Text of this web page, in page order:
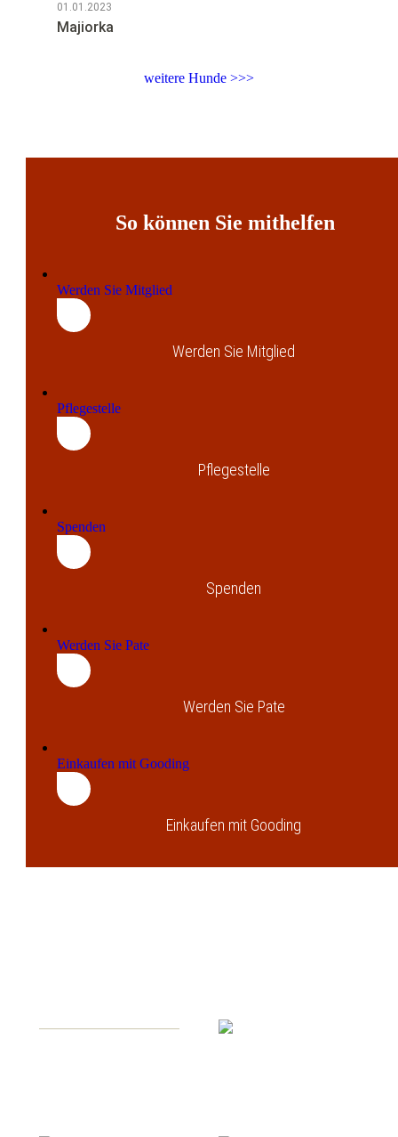
01.01.2023
Majiorka
weitere Hunde >>>
So können Sie mithelfen
Werden Sie Mitglied
Werden Sie Mitglied
Pflegestelle
Pflegestelle
Spenden
Spenden
Werden Sie Pate
Werden Sie Pate
Einkaufen mit Gooding
Einkaufen mit Gooding